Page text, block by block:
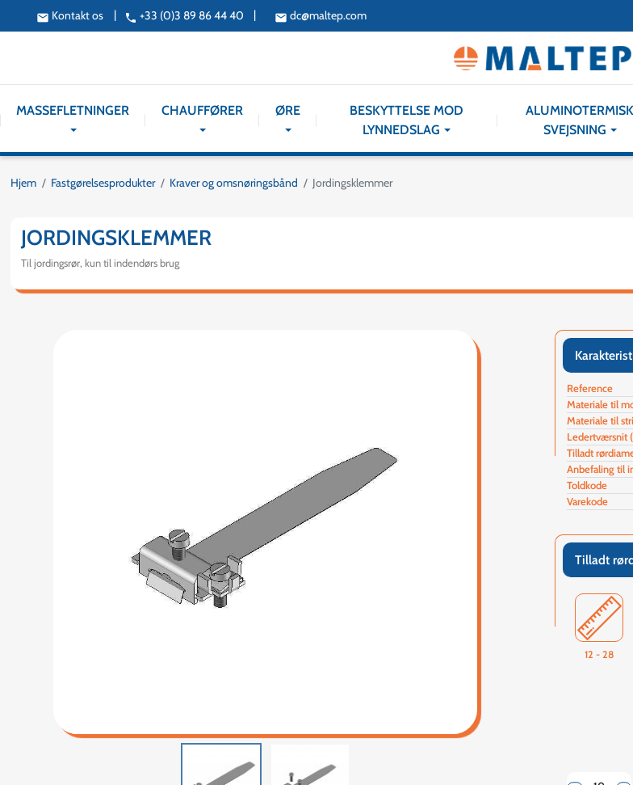
email Kontakt os | phone +33 (0)3 89 86 44 40 | email dc@maltep.com
MASSEFLETNINGER CHAUFFØRER ØRE
BESKYTTELSE MOD
LYNNEDSLAG
ALUMINOTERMISK
SVEJSNING
Hjem Fastgørelsesprodukter Kraver og omsnøringsbånd Jordingsklemmer
JORDINGSKLEMMER
Til jordingsrør, kun til indendørs brug
Reference
Materiale til
Materiale til
Ledertværsnit
Tilladt
Anbefaling til
Toldkode
Varekode
Tilladt
12 - 28